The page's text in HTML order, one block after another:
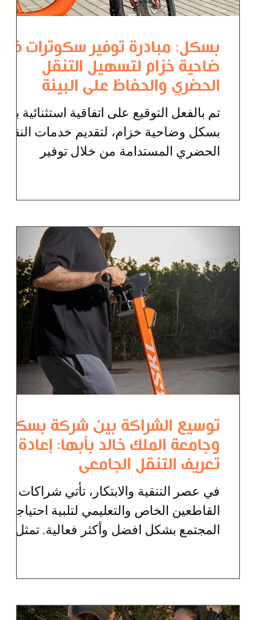
بسكل: مبادرة توفير سكوترات في
ضاحية خزام لتسهيل التنقل
الحضري والحفاظ على البيئة
تم بالفعل التوقيع على اتفاقية استثنائية بين
بسكل وضاحية خزام، لتقديم خدمات النقل
الحضري المستدامة من خلال توفير
توسيع الشراكة بين شركة بسكل
وجامعة الملك خالد بأبها: إعادة
تعريف التنقل الجامعي
في عصر التنقية والابتكار، تأتي شراكات
القاطعين الخاص والتعليمي لتلبية احتياجات
المجتمع بشكل افضل وأكثر فعالية. تمثل